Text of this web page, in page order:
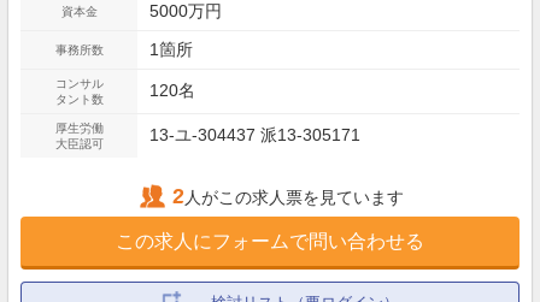
資本金 5000万円
事務所数 1箇所
コンサル
タント数
120名
厚生労働
大臣認可
13-ユ-304437 派13-305171
2人がこの求人票を見ています
この求人にフォームで問い合わせる